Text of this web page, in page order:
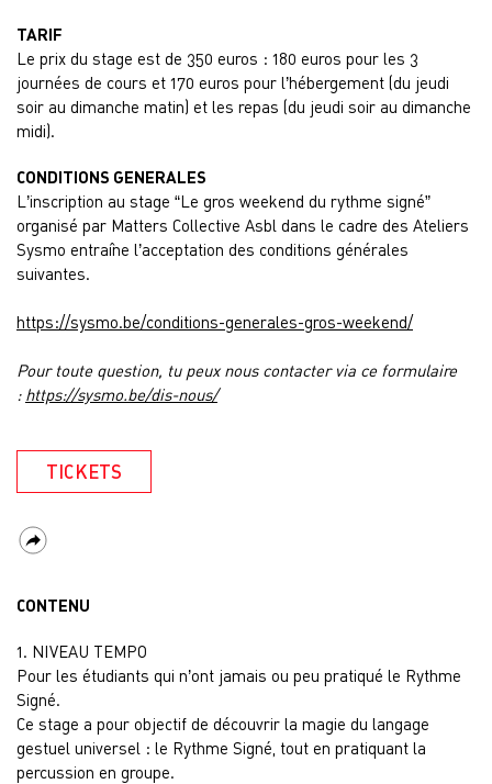
TARIF
Le prix du stage est de 350 euros : 180 euros pour les 3
journées de cours et 170 euros pour l’hébergement (du jeudi
soir au dimanche matin) et les repas (du jeudi soir au dimanche
midi).
CONDITIONS GENERALES
L’inscription au stage “Le gros weekend du rythme signé”
organisé par Matters Collective Asbl dans le cadre des Ateliers
Sysmo entraîne l’acceptation des conditions générales
suivantes.
https://sysmo.be/conditions-generales-gros-weekend/
Pour toute question, tu peux nous contacter via ce formulaire
: https://sysmo.be/dis-nous/
TICKETS
CONTENU
1. NIVEAU TEMPO
Pour les étudiants qui n’ont jamais ou peu pratiqué le Rythme
Signé.
Ce stage a pour objectif de découvrir la magie du langage
gestuel universel : le Rythme Signé, tout en pratiquant la
percussion en groupe.